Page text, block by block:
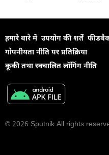
हमारे बारे में उपयोग की शर्तें
गोपनीयता नीति पर प्रतिक्रिया
कूकी तथा स्वचालित लॉगिंग नीति
© 2026 Sputnik All rights